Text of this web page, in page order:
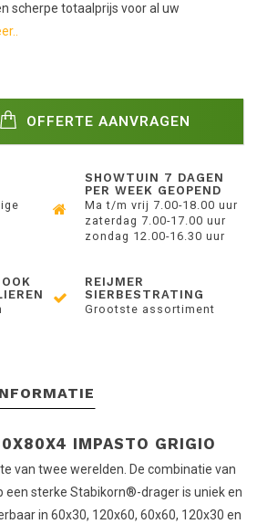
scherpe totaalprijs voor al uw
OFFERTE AANVRAGEN
SHOWTUIN 7 DAGEN
PER WEEK GEOPEND
Ma t/m vrij 7.00-18.00 uur
zaterdag 7.00-17.00 uur
zondag 12.00-16.30 uur
REIJMER
SIERBESTRATING
Grootste assortiment
IMPASTO GRIGIO
van twee werelden. De combinatie van
een sterke Stabikorn®-drager is uniek en
in 60x30, 120x60, 60x60, 120x30 en